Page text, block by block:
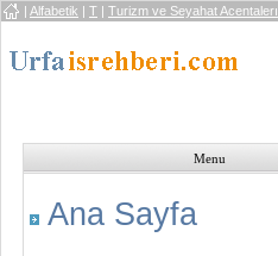
| Alfabetik | T | Turizm ve Seyahat Acentalerı
Menu
Ana Sayfa